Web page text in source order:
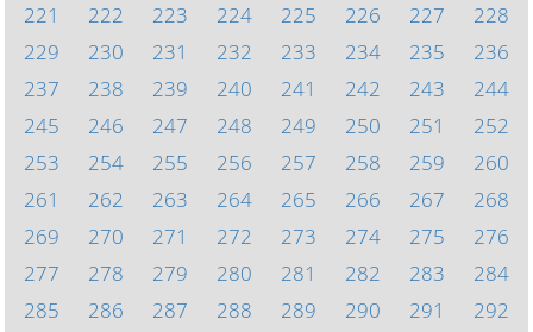
221
222 223 224 225 226 227
228
229
230 231 232 233 234 235
236
237
238 239 240 241 242 243
244
245
246 247 248 249 250 251
252
253
254 255 256 257 258 259
260
261
262 263 264 265 266 267
268
269
270 271 272 273 274 275
276
277
278 279 280 281 282 283
284
285
286 287 288 289 290 291
292